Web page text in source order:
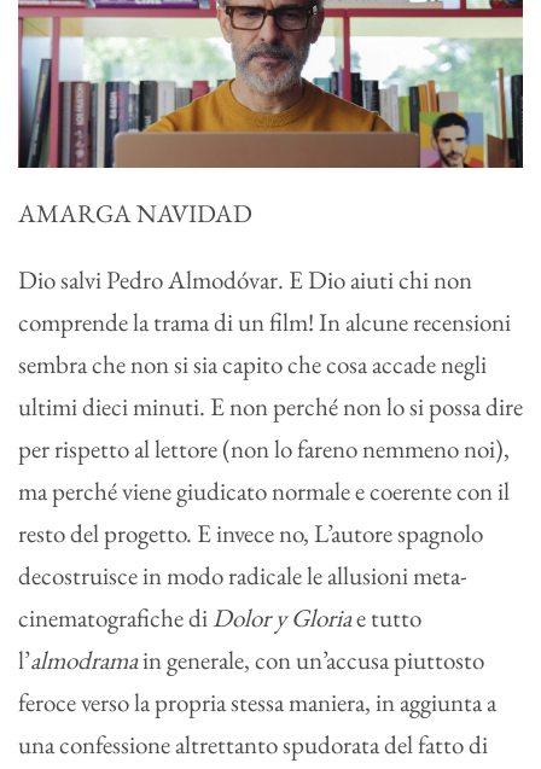
AMARGA NAVIDAD
Dio salvi Pedro Almodóvar. E Dio aiuti chi non
comprende la trama di un film! In alcune recensioni
sembra che non si sia capito che cosa accade negli
ultimi dieci minuti. E non perché non lo si possa dire
per rispetto al lettore (non lo fareno nemmeno noi),
ma perché viene giudicato normale e coerente con il
resto del progetto. E invece no, L’autore spagnolo
decostruisce in modo radicale le allusioni meta-
cinematografiche diDolor y Gloriae tutto
l’almodramain generale, con un’accusa piuttosto
feroce verso la propria stessa maniera, in aggiunta a
una confessione altrettanto spudorata del fatto di